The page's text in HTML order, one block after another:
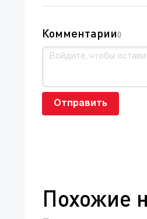
Комментарии0
Отправить
Похожие